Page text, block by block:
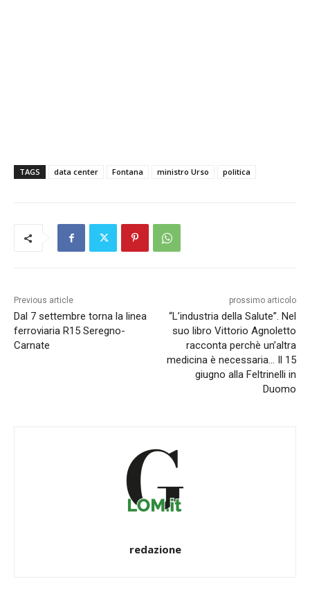
TAGS data center Fontana ministro Urso politica
Previous article
Dal 7 settembre torna la linea
ferroviaria R15 Seregno-
Carnate
prossimo articolo
“L’industria della Salute”. Nel
suo libro Vittorio Agnoletto
racconta perchè un’altra
medicina è necessaria… Il 15
giugno alla Feltrinelli in
Duomo
redazione